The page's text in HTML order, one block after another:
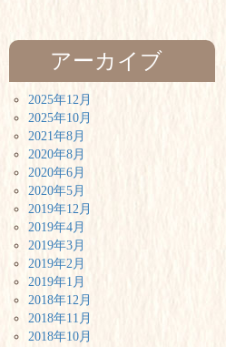
アーカイブ
2025年12月
2025年10月
2021年8月
2020年8月
2020年6月
2020年5月
2019年12月
2019年4月
2019年3月
2019年2月
2019年1月
2018年12月
2018年11月
2018年10月